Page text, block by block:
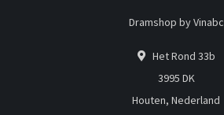
Dramshop by Vinabc
Het Rond 33b
3995 DK
Houten, Nederland